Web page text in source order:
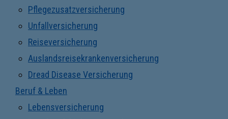
Pflegezusatzversicherung
Unfallversicherung
Reiseversicherung
Auslandsreisekrankenversicherung
Dread Disease Versicherung
Beruf & Leben
Lebensversicherung